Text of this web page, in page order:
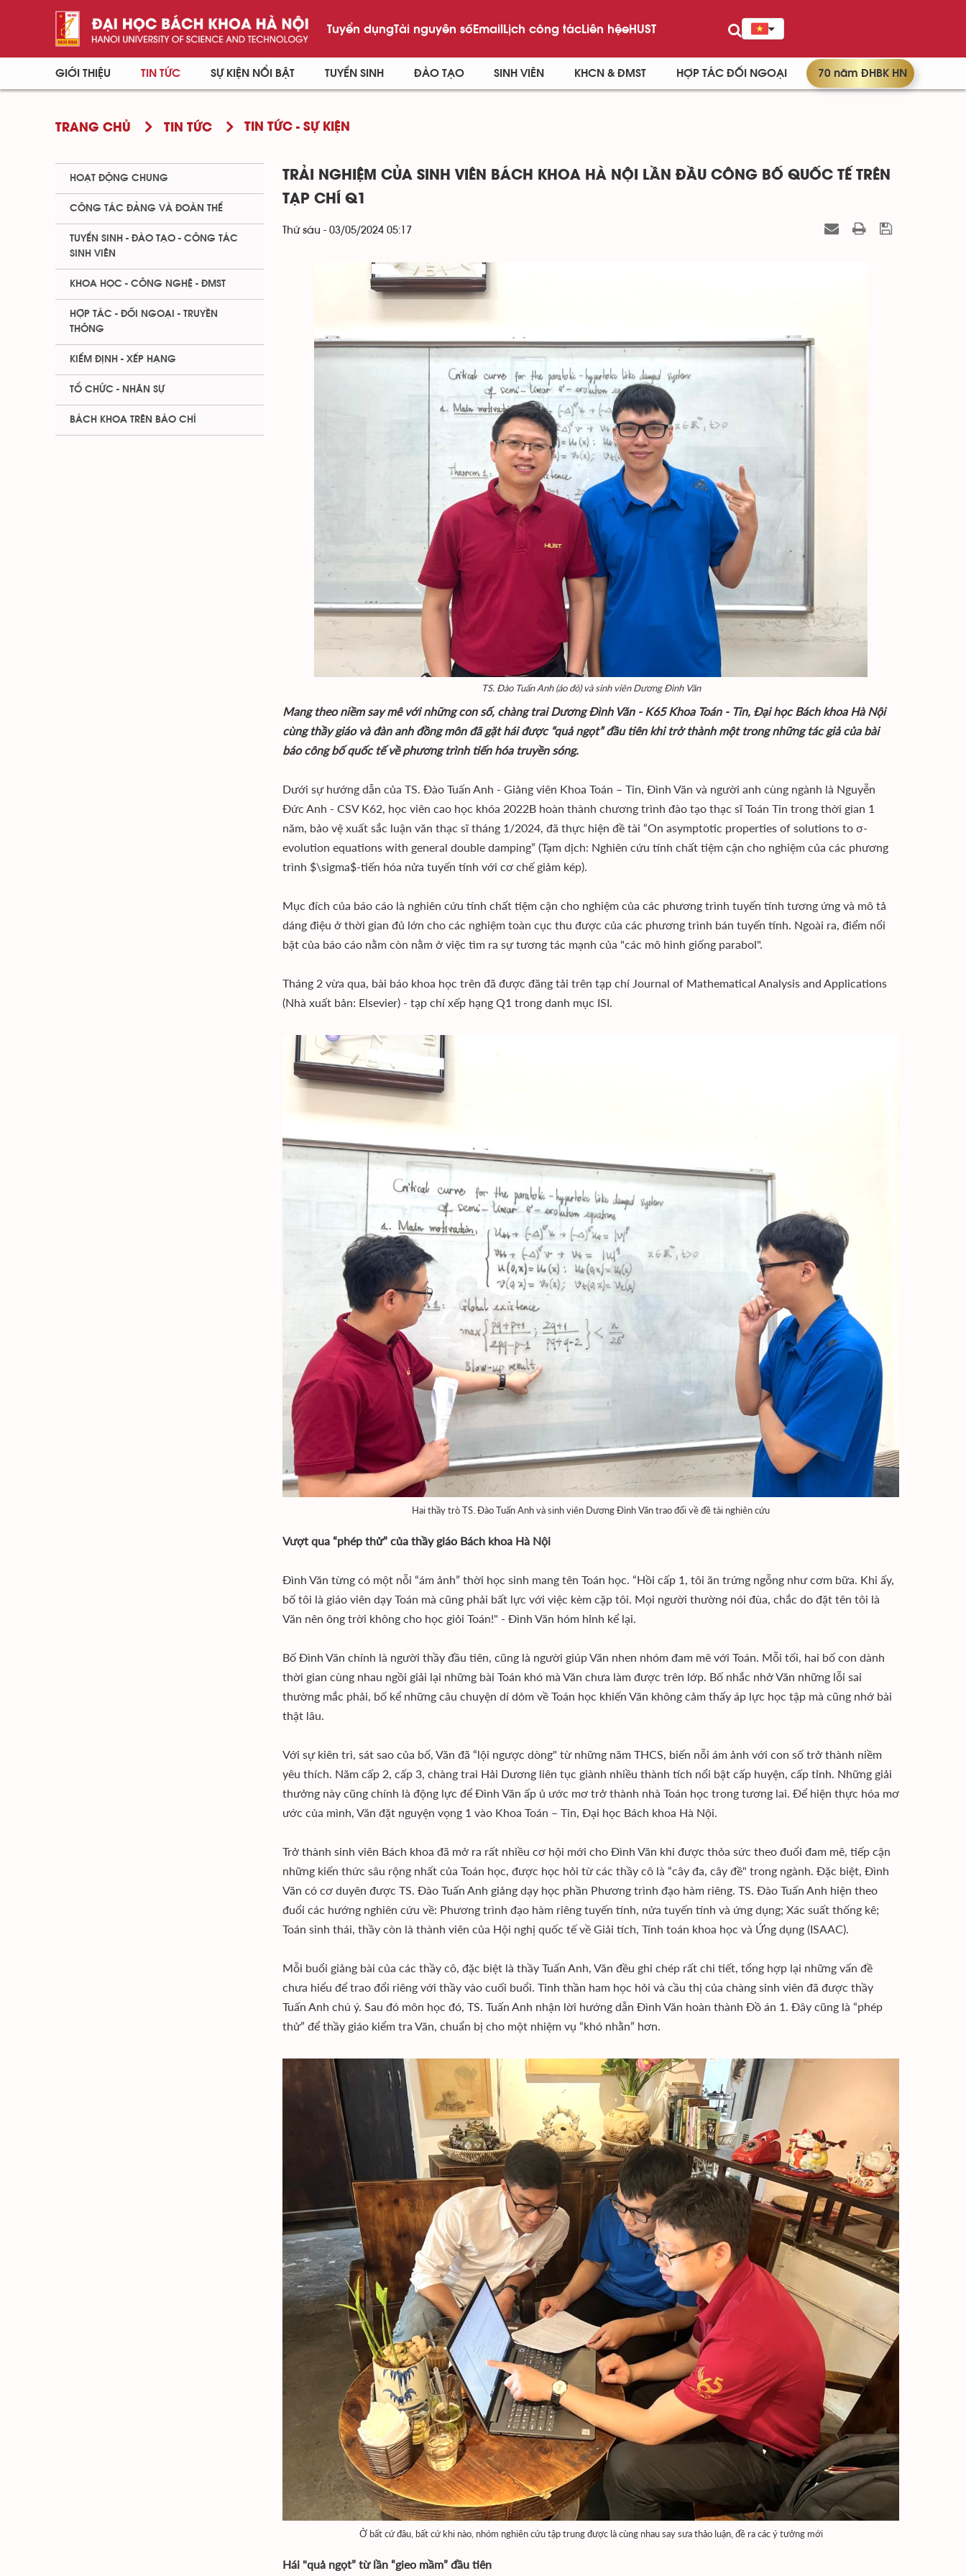
Tuyển dụngTài nguyên sốEmailLịch công tácLiên hệeHUST
GIỚI THIỆU TIN TỨC SỰ KIỆN NỔI BẬT TUYỂN SINH ĐÀO TẠO SINH VIÊN KHCN & ĐMST HỢP TÁC ĐỐI NGOẠI 70 năm ĐHBK HN
TRANG CHỦ TIN TỨC TIN TỨC - SỰ KIỆN
TRẢI NGHIỆM CỦA SINH VIÊN BÁCH KHOA HÀ NỘI LẦN ĐẦU CÔNG BỐ QUỐC TẾ TRÊN
TẠP CHÍ Q1
Thứ sáu - 03/05/2024 05:17
TS. Đào Tuấn Anh (áo đỏ) và sinh viên Dương Đình Văn
Mang theo niềm say mê với những con số, chàng trai Dương Đình Văn - K65 Khoa Toán - Tin, Đại học Bách khoa Hà Nội
cùng thầy giáo và đàn anh đồng môn đã gặt hái được “quả ngọt” đầu tiên khi trở thành một trong những tác giả của bài
báo công bố quốc tế về phương trình tiến hóa truyền sóng.
Dưới sự hướng dẫn của TS. Đào Tuấn Anh - Giảng viên Khoa Toán – Tin, Đình Văn và người anh cùng ngành là Nguyễn
Đức Anh - CSV K62, học viên cao học khóa 2022B hoàn thành chương trình đào tạo thạc sĩ Toán Tin trong thời gian 1
năm, bảo vệ xuất sắc luận văn thạc sĩ tháng 1/2024, đã thực hiện đề tài “On asymptotic properties of solutions to σ-
evolution equations with general double damping” (Tạm dịch: Nghiên cứu tính chất tiệm cận cho nghiệm của các phương
trình $\sigma$-tiến hóa nửa tuyến tính với cơ chế giảm kép).
Mục đích của báo cáo là nghiên cứu tính chất tiệm cận cho nghiệm của các phương trình tuyến tính tương ứng và mô tả
dáng điệu ở thời gian đủ lớn cho các nghiệm toàn cục thu được của các phương trình bán tuyến tính. Ngoài ra, điểm nổi
bật của báo cáo nằm còn nằm ở việc tìm ra sự tương tác mạnh của "các mô hình giống parabol".
Tháng 2 vừa qua, bài báo khoa học trên đã được đăng tải trên tạp chí Journal of Mathematical Analysis and Applications
(Nhà xuất bản: Elsevier) - tạp chí xếp hạng Q1 trong danh mục ISI.
Hai thầy trò TS. Đào Tuấn Anh và sinh viên Dương Đình Văn trao đổi về đề tài nghiên cứu
Vượt qua “phép thử” của thầy giáo Bách khoa Hà Nội
Đình Văn từng có một nỗi “ám ảnh” thời học sinh mang tên Toán học. “Hồi cấp 1, tôi ăn trứng ngỗng như cơm bữa. Khi ấy,
bố tôi là giáo viên dạy Toán mà cũng phải bất lực với việc kèm cặp tôi. Mọi người thường nói đùa, chắc do đặt tên tôi là
Văn nên ông trời không cho học giỏi Toán!" - Đình Văn hóm hỉnh kể lại.
Bố Đình Văn chính là người thầy đầu tiên, cũng là người giúp Văn nhen nhóm đam mê với Toán. Mỗi tối, hai bố con dành
thời gian cùng nhau ngồi giải lại những bài Toán khó mà Văn chưa làm được trên lớp. Bố nhắc nhở Văn những lỗi sai
thường mắc phải, bố kể những câu chuyện dí dỏm về Toán học khiến Văn không cảm thấy áp lực học tập mà cũng nhớ bài
thật lâu.
Với sự kiên trì, sát sao của bố, Văn đã “lội ngược dòng" từ những năm THCS, biến nỗi ám ảnh với con số trở thành niềm
yêu thích. Năm cấp 2, cấp 3, chàng trai Hải Dương liên tục giành nhiều thành tích nổi bật cấp huyện, cấp tỉnh. Những giải
thưởng này cũng chính là động lực để Đình Văn ấp ủ ước mơ trở thành nhà Toán học trong tương lai. Để hiện thực hóa mơ
ước của mình, Văn đặt nguyện vọng 1 vào Khoa Toán – Tin, Đại học Bách khoa Hà Nội.
Trở thành sinh viên Bách khoa đã mở ra rất nhiều cơ hội mới cho Đình Văn khi được thỏa sức theo đuổi đam mê, tiếp cận
những kiến thức sâu rộng nhất của Toán học, được học hỏi từ các thầy cô là “cây đa, cây đề" trong ngành. Đặc biệt, Đình
Văn có cơ duyên được TS. Đào Tuấn Anh giảng dạy học phần Phương trình đạo hàm riêng. TS. Đào Tuấn Anh hiện theo
đuổi các hướng nghiên cứu về: Phương trình đạo hàm riêng tuyến tính, nửa tuyến tính và ứng dụng; Xác suất thống kê;
Toán sinh thái, thầy còn là thành viên của Hội nghị quốc tế về Giải tích, Tính toán khoa học và Ứng dụng (ISAAC).
Mỗi buổi giảng bài của các thầy cô, đặc biệt là thầy Tuấn Anh, Văn đều ghi chép rất chi tiết, tổng hợp lại những vấn đề
chưa hiểu để trao đổi riêng với thầy vào cuối buổi. Tinh thần ham học hỏi và cầu thị của chàng sinh viên đã được thầy
Tuấn Anh chú ý. Sau đó môn học đó, TS. Tuấn Anh nhận lời hướng dẫn Đình Văn hoàn thành Đồ án 1. Đây cũng là “phép
thử” để thầy giáo kiểm tra Văn, chuẩn bị cho một nhiệm vụ “khó nhằn” hơn.
Ở bất cứ đâu, bất cứ khi nào, nhóm nghiên cứu tập trung được là cùng nhau say sưa thảo luận, đề ra các ý tưởng mới
Hái "quả ngọt” từ lần “gieo mầm” đầu tiên
HOẠT ĐỘNG CHUNG
CÔNG TÁC ĐẢNG VÀ ĐOÀN THỂ
TUYỂN SINH - ĐÀO TẠO - CÔNG TÁC
SINH VIÊN
KHOA HỌC - CÔNG NGHỆ - ĐMST
HỢP TÁC - ĐỐI NGOẠI - TRUYỀN
THÔNG
KIỂM ĐỊNH - XẾP HẠNG
TỔ CHỨC - NHÂN SỰ
BÁCH KHOA TRÊN BÁO CHÍ